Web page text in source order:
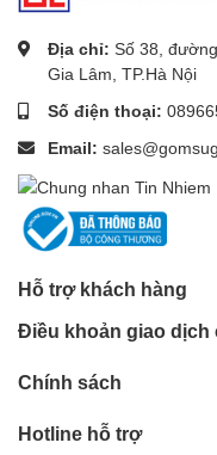
Địa chỉ: Số 38,
Gia Lâm, TP.Hà Nội
Số điện thoại:
Email:
Hỗ trợ khách hàng
Điều khoản giao dịch
Chính sách
Hotline hỗ trợ